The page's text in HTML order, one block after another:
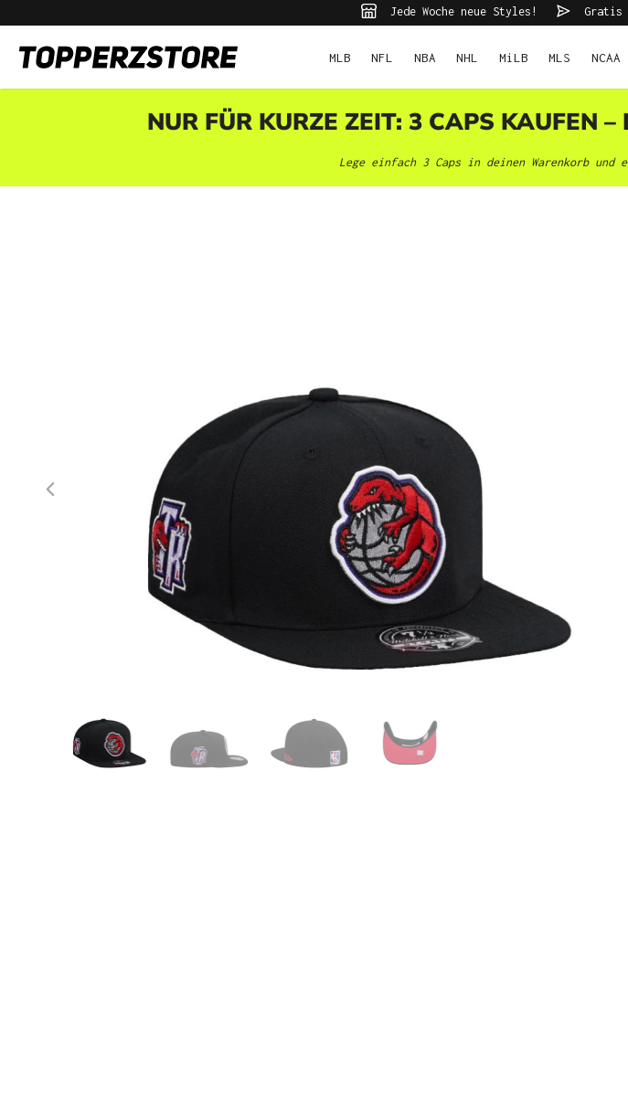
Jede Woche neue Styles! Gratis
MLB NFL NBA NHL MiLB MLS NCAA
NUR FÜR KURZE ZEIT: 3 CAPS KAUFEN
Lege einfach 3 Caps in deinen Warenkorb